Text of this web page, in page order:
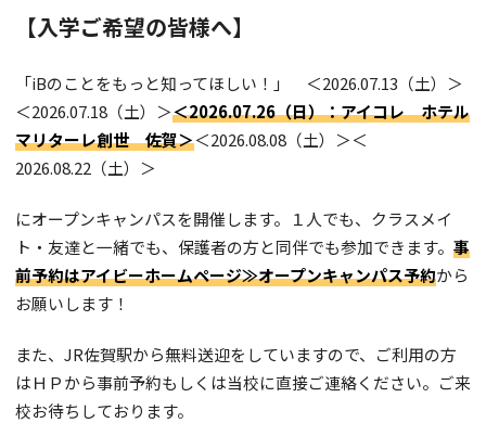
資格
通学スタイル
周辺マップ
昼間課程
通信課程
特待生制度・奨学金制度・その他サポート
特待生制度
奨学金・教育ローン
修学支援新制度
アイビーの社会人サポート
各種お申し込み
VARIOUS APPLICATIONS
オープンキャンパス
iBスクール
保護者説明会
オンライン相談会
SALON PARTNERSHIP
ニュース一覧
ブログ一覧
採用情報
プライバシーポリシー
お問い合わせ
資料請求
【入学ご希望の皆様へ】
「iBのことをもっと知ってほしい！」 ＜2026.07.13（土）＞
＜2026.07.18（土）＞＜2026.07.26（日）：アイコレ ホテル
マリターレ創世 佐賀＞＜2026.08.08（土）＞＜
2026.08.22（土）＞
にオープンキャンパスを開催します。１人でも、クラスメイ
ト・友達と一緒でも、保護者の方と同伴でも参加できます。 事
前予約はアイビーホームページ≫オープンキャンパス予約から
お願いします！
また、JR佐賀駅から無料送迎をしていますので、ご利用の方
はＨＰから事前予約もしくは当校に直接ご連絡ください。ご来
校お待ちしております。